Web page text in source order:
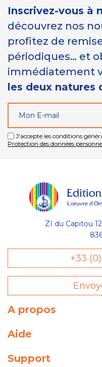
Inscrivez-vous à
découvrez nos
profitez de
périodiques… et
immédiatement
les deux natures
J'accepte les conditions
Protection des données
ZI du Capitou
+33
A propos
Aide
Support